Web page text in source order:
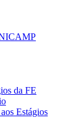
da FE
Estágios